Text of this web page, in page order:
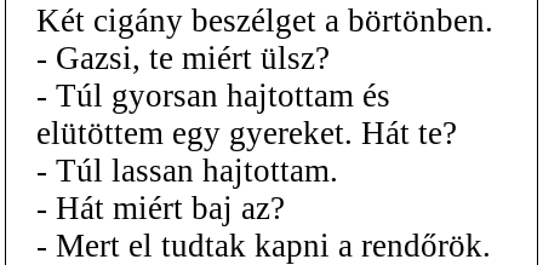
Két cigány beszélget a börtönben.
- Gazsi, te miért ülsz?
- Túl gyorsan hajtottam és
elütöttem egy gyereket. Hát te?
- Túl lassan hajtottam.
- Hát miért baj az?
- Mert el tudtak kapni a rendőrök.